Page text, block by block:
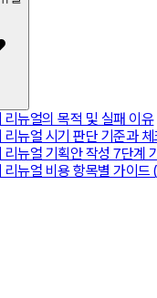
리뉴얼의 목적 및 실패 이유
리뉴얼 시기 판단 기준과
리뉴얼 기획안 작성 7단계
리뉴얼 비용 항목별 가이